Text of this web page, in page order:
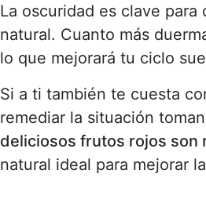
La oscuridad es clave
natural. Cuanto más
lo que mejorará tu ciclo
Si a ti también te cuesta
remediar la situación
deliciosos frutos rojos son
natural ideal para mejorar